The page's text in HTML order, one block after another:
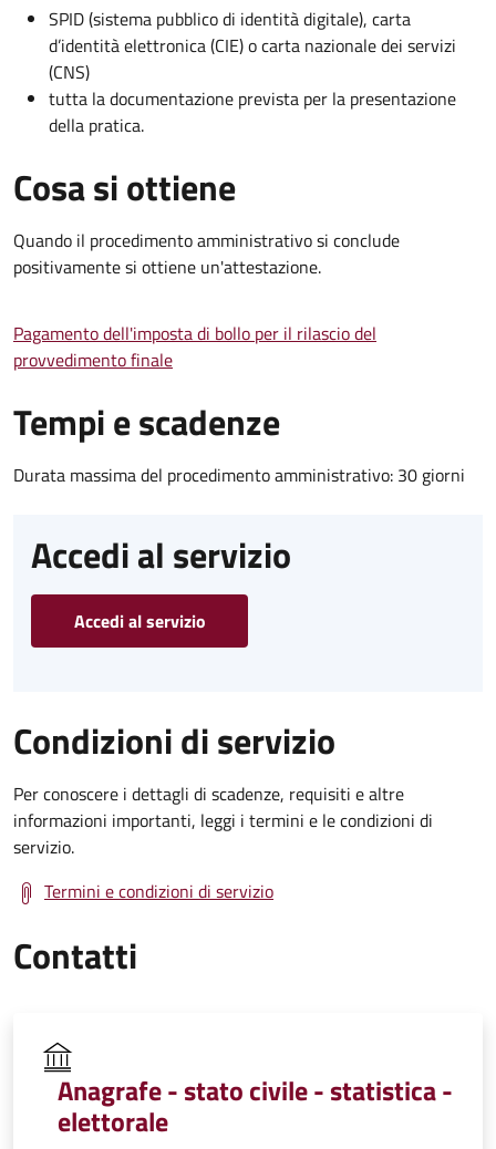
SPID (sistema pubblico di identità digitale), carta
d’identità elettronica (CIE) o carta nazionale dei servizi
(CNS)
tutta la documentazione prevista per la presentazione
della pratica.
Cosa si ottiene
Quando il procedimento amministrativo si conclude
positivamente si ottiene un'attestazione.
Pagamento dell'imposta di bollo per il rilascio del
provvedimento finale
Tempi e scadenze
Durata massima del procedimento amministrativo: 30 giorni
Accedi al servizio
Accedi al servizio
Condizioni di servizio
Per conoscere i dettagli di scadenze, requisiti e altre
informazioni importanti, leggi i termini e le condizioni di
servizio.
Termini e condizioni di servizio
Contatti
Anagrafe - stato civile - statistica -
elettorale